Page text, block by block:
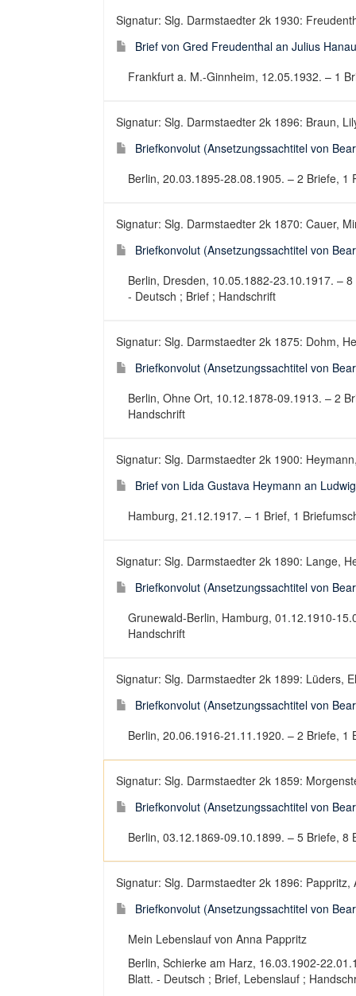
Signatur: Slg. Darmstaedter 2k 1930:
Brief von Gred Freudenthal an Julius
Frankfurt a. M.-Ginnheim, 12.05.1932. – 1
Signatur: Slg. Darmstaedter 2k 1896: Braun,
Briefkonvolut (Ansetzungssachtitel von
Berlin, 20.03.1895-28.08.1905. – 2 Briefe,
Signatur: Slg. Darmstaedter 2k 1870: Cauer,
Briefkonvolut (Ansetzungssachtitel von
Berlin, Dresden, 10.05.1882-23.10.1917. –
- Deutsch ; Brief ; Handschrift
Signatur: Slg. Darmstaedter 2k 1875: Dohm,
Briefkonvolut (Ansetzungssachtitel von
Berlin, Ohne Ort, 10.12.1878-09.1913. – 2
Handschrift
Signatur: Slg. Darmstaedter 2k 1900:
Brief von Lida Gustava Heymann an
Hamburg, 21.12.1917. – 1 Brief, 1
Signatur: Slg. Darmstaedter 2k 1890: Lange,
Briefkonvolut (Ansetzungssachtitel von
Grunewald-Berlin, Hamburg, 01.12.1910-
Handschrift
Signatur: Slg. Darmstaedter 2k 1899: Lüders,
Briefkonvolut (Ansetzungssachtitel von
Berlin, 20.06.1916-21.11.1920. – 2 Briefe,
Signatur: Slg. Darmstaedter 2k 1859:
Briefkonvolut (Ansetzungssachtitel von
Berlin, 03.12.1869-09.10.1899. – 5 Briefe, 8
Signatur: Slg. Darmstaedter 2k 1896: Pappritz,
Briefkonvolut (Ansetzungssachtitel von
Mein Lebenslauf von Anna Pappritz
Berlin, Schierke am Harz, 16.03.1902-
Blatt. - Deutsch ; Brief, Lebenslauf ;